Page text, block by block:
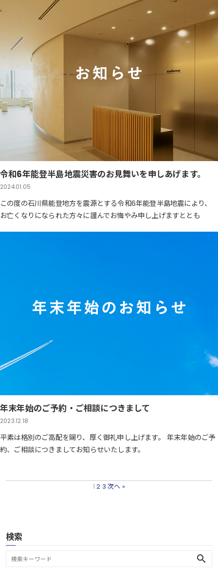
令和6年能登半島地震災害のお見舞いを申しあげます。
2024.01.05
この度の石川県能登地方を震源とする令和6年能登半島地震により、
お亡くなりになられた方々に謹んでお悔やみ申し上げますととも
年末年始のご予約・ご相談につきまして
2023.12.18
平素は格別のご高配を賜り、厚く御礼申し上げます。 年末年始のご予
約、ご相談につきましてお知らせいたします。
1 2 3 次へ »
検索
search